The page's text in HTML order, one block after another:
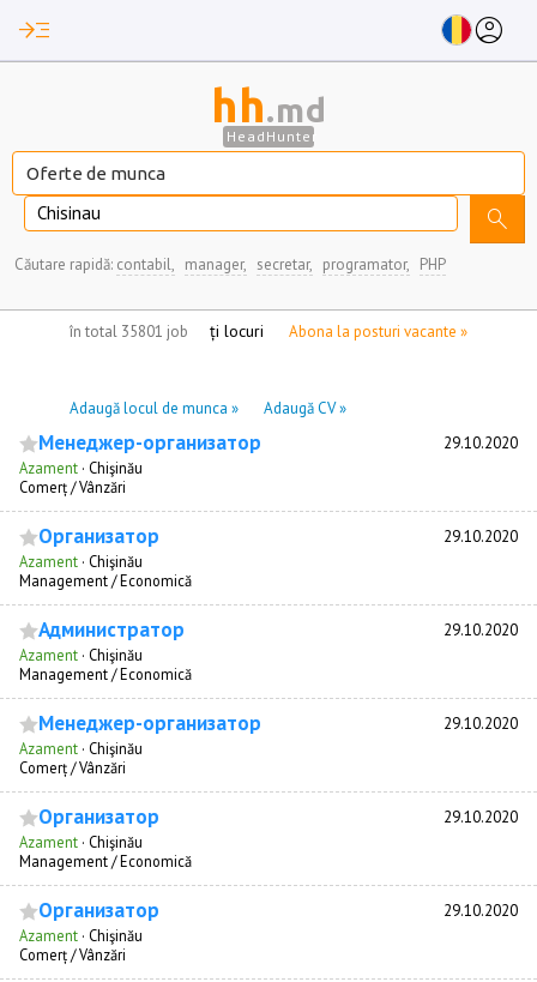
read_more account_circle
hh.md
HeadHunter
Chisinau search
Căutare rapidă: contabil, manager, secretar, programator, PHP
în total 35801 job Abona la posturi vacante »
nu aveți locuri de munca marcate
Adaugă locul de munca » Adaugă CV »
Менеджер-организатор 29.10.2020
Azament · Chişinău
Comerț / Vânzări
Организатор 29.10.2020
Azament · Chişinău
Management / Economică
Администратор 29.10.2020
Azament · Chişinău
Management / Economică
Менеджер-организатор 29.10.2020
Azament · Chişinău
Comerț / Vânzări
Организатор 29.10.2020
Azament · Chişinău
Management / Economică
Организатор 29.10.2020
Azament · Chişinău
Comerț / Vânzări